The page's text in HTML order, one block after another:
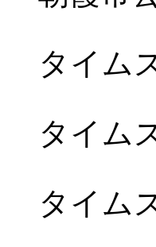
タイム
タイム
タイム